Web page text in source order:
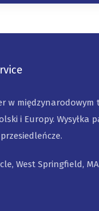
w międzynarodowym
i Europy. Wysyłka
West Springfield,